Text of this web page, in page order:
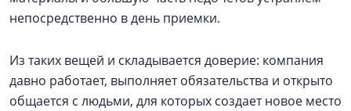
непосредственно в день приемки.
Из таких вещей и складывается доверие: компания
давно работает, выполняет обязательства и открыто
общается с людьми, для которых создает новое место